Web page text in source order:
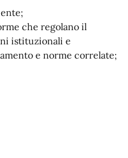
che regolano il
istituzionali e
e norme correlate;